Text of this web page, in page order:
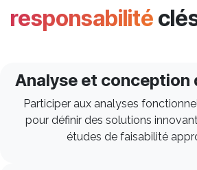
responsabilité
Analyse et conception
Participer aux analyses
pour définir des solutions
études de faisabilité